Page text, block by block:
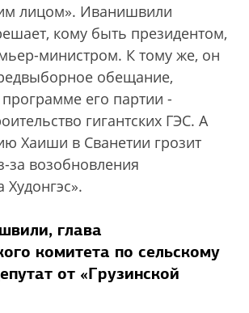
лицом». Иванишвили
кому быть президентом,
министром. К тому же, он
обещание,
его партии -
гигантских ГЭС. А
Хаиши в Сванетии грозит
за возобновления
Худонгэс».
глава
комитета по сельскому
от «Грузинской